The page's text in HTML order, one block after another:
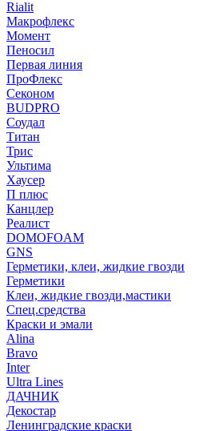
Rialit
Макрофлекс
Момент
Пеносил
Первая линия
ПроФлекс
Секоном
BUDPRO
Соудал
Титан
Трис
Ультима
Хаусер
П плюс
Канцлер
Реалист
DOMOFOAM
GNS
Герметики, клеи, жидкие гвозди
Герметики
Клеи, жидкие гвозди,мастики
Спец.средства
Краски и эмали
Alina
Bravo
Inter
Ultra Lines
ДАЧНИК
Декостар
Ленинградские краски